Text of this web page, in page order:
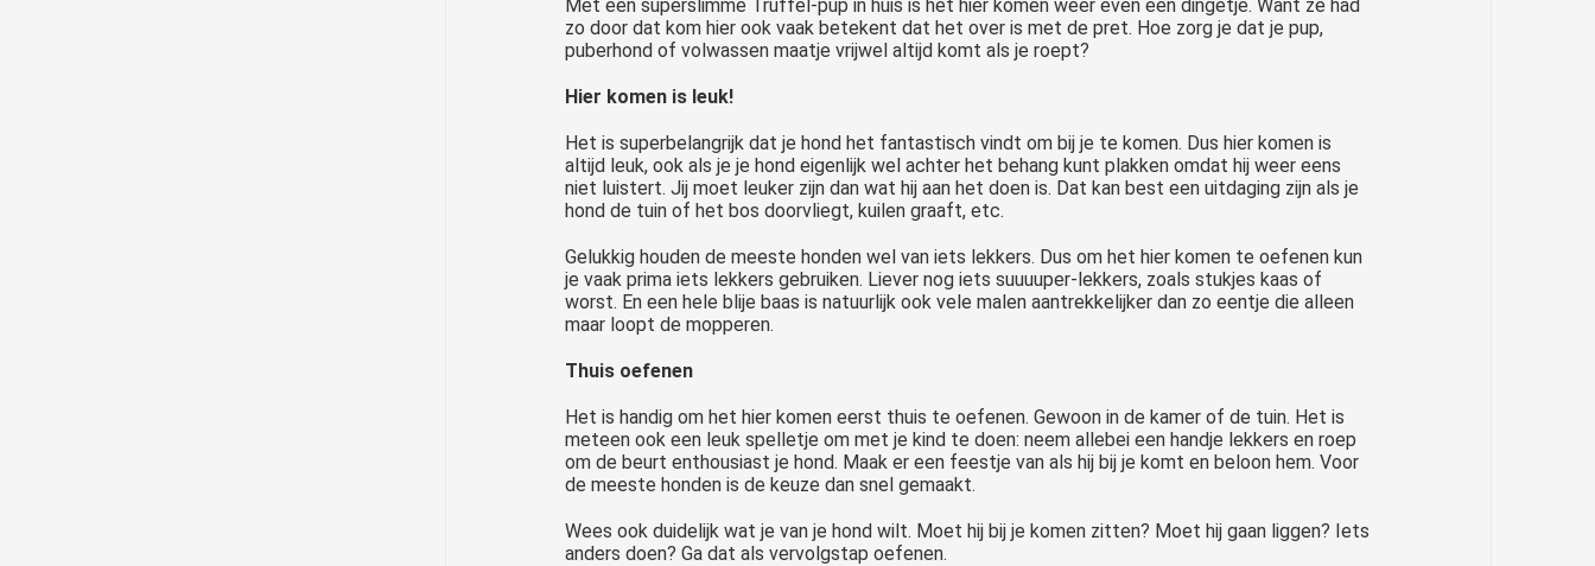
Met een superslimme Truffel-pup in huis is het hier komen weer even een dingetje. Want ze had
zo door dat kom hier ook vaak betekent dat het over is met de pret. Hoe zorg je dat je pup,
puberhond of volwassen maatje vrijwel altijd komt als je roept?
Hier komen is leuk!
Het is superbelangrijk dat je hond het fantastisch vindt om bij je te komen. Dus hier komen is
altijd leuk, ook als je je hond eigenlijk wel achter het behang kunt plakken omdat hij weer eens
niet luistert. Jij moet leuker zijn dan wat hij aan het doen is. Dat kan best een uitdaging zijn als je
hond de tuin of het bos doorvliegt, kuilen graaft, etc.
Gelukkig houden de meeste honden wel van iets lekkers. Dus om het hier komen te oefenen kun
je vaak prima iets lekkers gebruiken. Liever nog iets suuuuper-lekkers, zoals stukjes kaas of
worst. En een hele blije baas is natuurlijk ook vele malen aantrekkelijker dan zo eentje die alleen
maar loopt de mopperen.
Thuis oefenen
Het is handig om het hier komen eerst thuis te oefenen. Gewoon in de kamer of de tuin. Het is
meteen ook een leuk spelletje om met je kind te doen: neem allebei een handje lekkers en roep
om de beurt enthousiast je hond. Maak er een feestje van als hij bij je komt en beloon hem. Voor
de meeste honden is de keuze dan snel gemaakt.
Wees ook duidelijk wat je van je hond wilt. Moet hij bij je komen zitten? Moet hij gaan liggen? Iets
anders doen? Ga dat als vervolgstap oefenen.